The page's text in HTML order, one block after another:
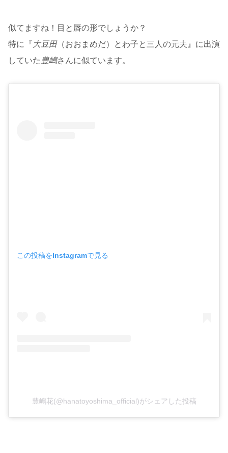
似てますね！目と唇の形でしょうか？
特に『 大豆田（おおまめだ）とわ子と三人の元夫』に出演
していた 豊嶋さんに似ています。
この投稿をInstagramで見る
豊嶋花(@hanatoyoshima_official)がシェアした投稿